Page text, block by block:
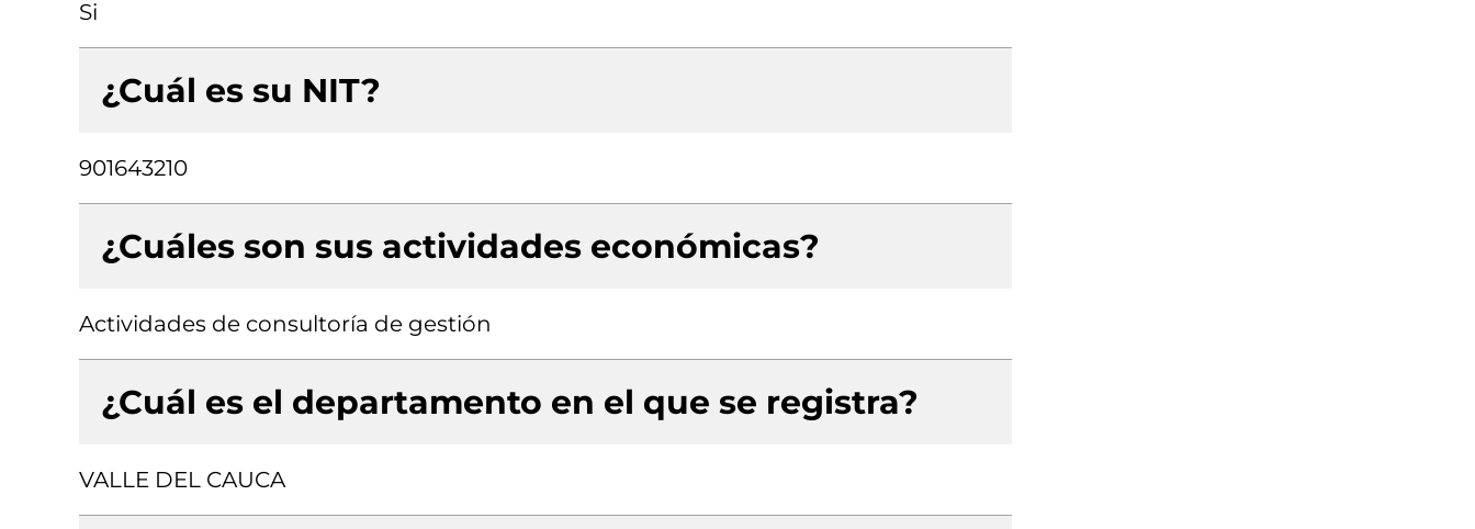
Si
¿Cuál es su NIT?
901643210
¿Cuáles son sus actividades económicas?
Actividades de consultoría de gestión
¿Cuál es el departamento en el que se registra?
VALLE DEL CAUCA